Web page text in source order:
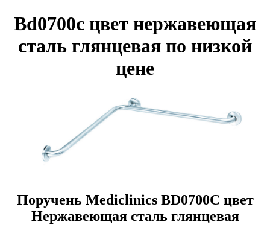
Bd0700c цвет нержавеющая
сталь глянцевая по низкой
цене
Поручень Mediclinics BD0700C цвет
Нержавеющая сталь глянцевая